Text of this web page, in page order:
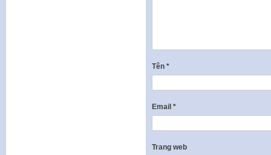
Tên *
Email *
Trang web